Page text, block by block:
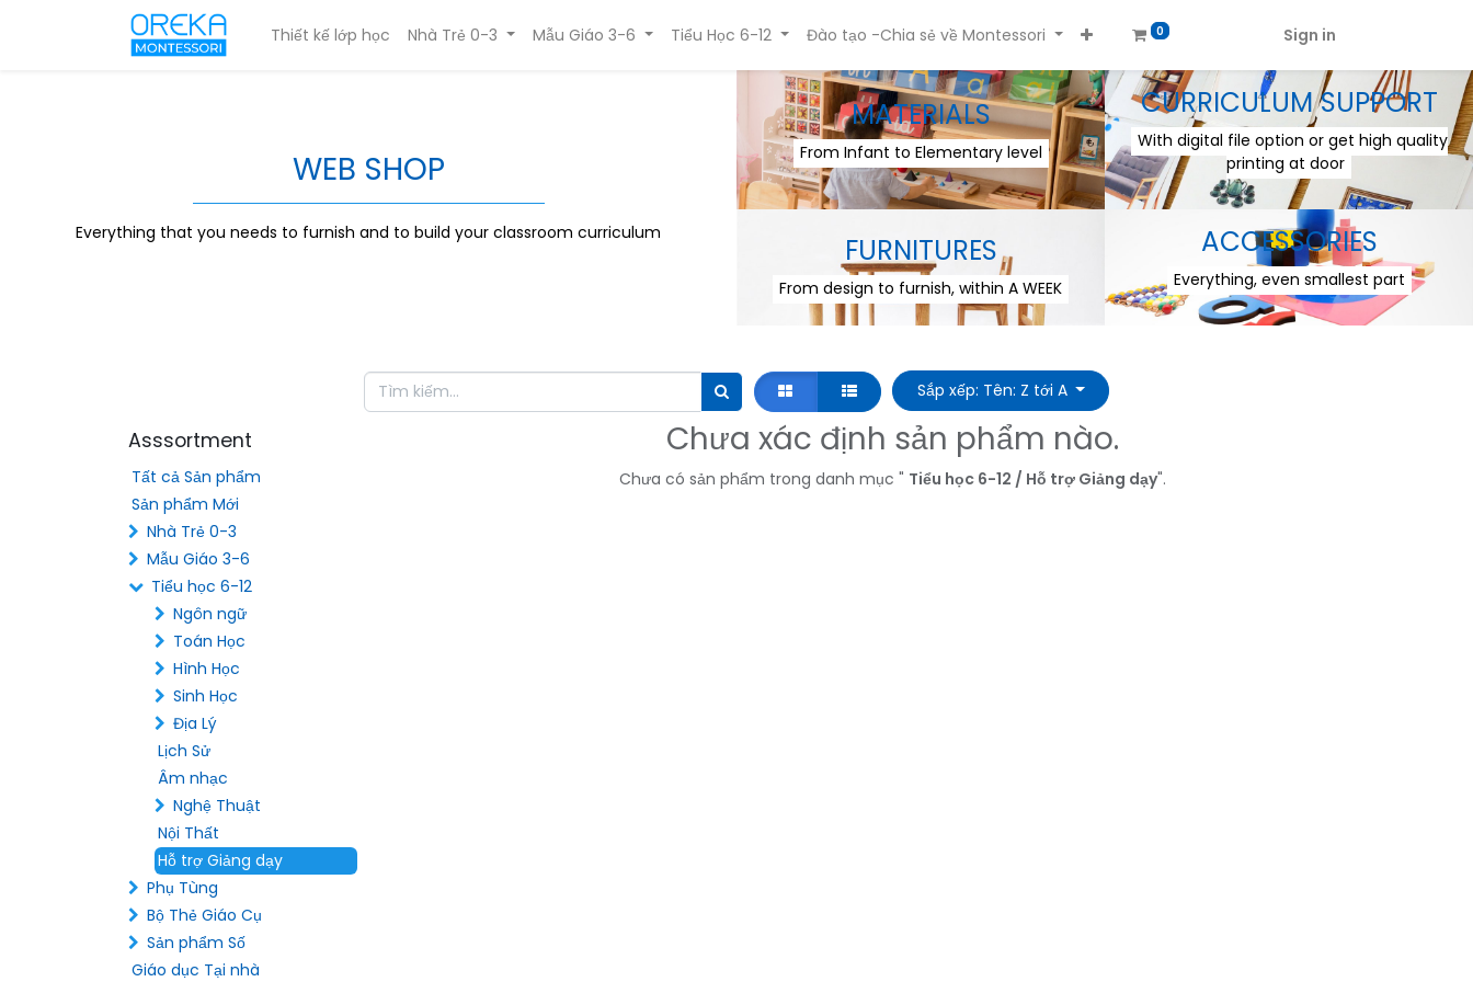
Thiết kế lớp học Nhà Trẻ 0-3 Mẫu Giáo 3-6 Tiểu Học 6-12 Đào tạo -Chia sẻ về Montessori 0 Sign in
WEB SHOP
Everything that you needs to furnish and to build your classroom curriculum
MATERIALS
From Infant to Elementary level
CURRICULUM SUPPORT
With digital file option or get high quality
printing at door
FURNITURES
From design to furnish, within A WEEK
ACCESSORIES
Everything, even smallest part
Sắp xếp: Tên: Z tới A
Asssortment
Tất cả Sản phẩm
Sản phẩm Mới
Nhà Trẻ 0-3
Mẫu Giáo 3-6
Tiểu học 6-12
Ngôn ngữ
Toán Học
Hình Học
Sinh Học
Địa Lý
Lịch Sử
Âm nhạc
Nghệ Thuật
Nội Thất
Hỗ trợ Giảng dạy
Phụ Tùng
Bộ Thẻ Giáo Cụ
Sản phẩm Số
Giáo dục Tại nhà
Chưa xác định sản phẩm nào.
Chưa có sản phẩm trong danh mục " Tiểu học 6-12 / Hỗ trợ Giảng dạy".